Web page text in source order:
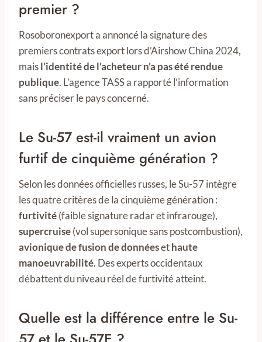
premier ?
Rosoboronexport a annoncé la signature des
premiers contrats export lors d’Airshow China 2024,
maisl’identité de l’acheteur n’a pas été rendue
publique. L’agence TASS a rapporté l’information
sans préciser le pays concerné.
Le Su-57 est-il vraiment un avion
furtif de cinquième génération ?
Selon les données officielles russes, le Su-57 intègre
les quatre critères de la cinquième génération :
furtivité(faible signature radar et infrarouge),
supercruise(vol supersonique sans postcombustion),
avionique de fusion de donnéesethaute
manoeuvrabilité. Des experts occidentaux
débattent du niveau réel de furtivité atteint.
Quelle est la différence entre le Su-